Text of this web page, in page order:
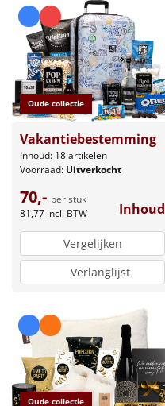
Oude collectie
Vakantiebestemming
Inhoud: 18 artikelen
Voorraad: Uitverkocht
70,- per stuk
81,77 incl. BTW Inhoud
Vergelijken
Verlanglijst
Oude collectie